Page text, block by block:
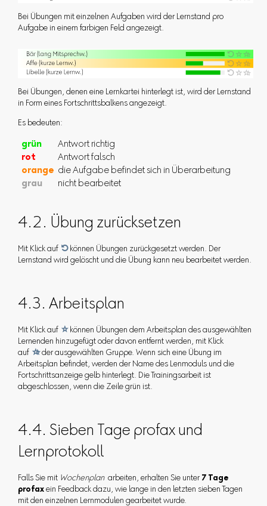
Bei Übungen mit einzelnen Aufgaben wird der Lernstand pro
Aufgabe in einem farbigen Feld angezeigt.
Bei Übungen, denen eine Lernkartei hinterlegt ist, wird der Lernstand
in Form eines Fortschrittsbalkens angezeigt.
Es bedeuten:
grün
Antwort richtig
rot
Antwort falsch
orange die Aufgabe befindet sich in Überarbeitung
grau
nicht bearbeitet
4.2. Übung zurücksetzen
Mit Klick auf können Übungen zurückgesetzt werden. Der
Lernstand wird gelöscht und die Übung kann neu bearbeitet werden.
4.3. Arbeitsplan
Mit Klick auf können Übungen dem Arbeitsplan des ausgewählten
Lernenden hinzugefügt oder davon entfernt werden, mit Klick
auf der ausgewählten Gruppe. Wenn sich eine Übung im
Arbeitsplan befindet, werden der Name des Lenmoduls und die
Fortschrittsanzeige gelb hinterlegt. Die Trainingsarbeit ist
abgeschlossen, wenn die Zeile grün ist.
4.4. Sieben Tage profax und
Lernprotokoll
Falls Sie mit Wochenplanarbeiten, erhalten Sie unter 7 Tage
profaxein Feedback dazu, wie lange in den letzten sieben Tagen
mit den einzelnen Lernmodulen gearbeitet wurde.